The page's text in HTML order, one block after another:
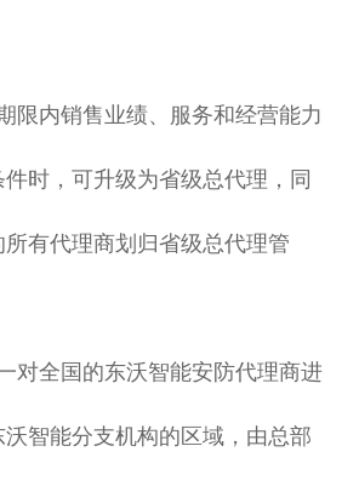
限内销售业绩、服务和经营能力
时，可升级为省级总代理，同
有代理商划归省级总代理管
对全国的东沃智能安防代理商进
智能分支机构的区域，由总部